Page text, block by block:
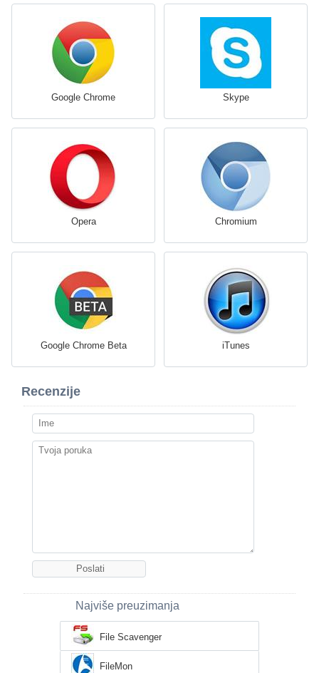
Google Chrome Skype
Opera Chromium
Google Chrome Beta iTunes
Recenzije
Najviše preuzimanja
File Scavenger
FileMon